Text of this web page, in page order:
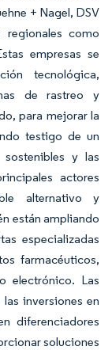
+ Nagel, DSV
regionales como
empresas se
tecnológica,
de rastreo y
para mejorar la
testigo de un
y las
actores
alternativo y
están ampliando
especializadas
farmacéuticos,
electrónico. Las
inversiones en
diferenciadores
soluciones